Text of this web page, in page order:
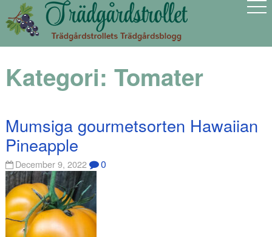
Kategori: Tomater
Mumsiga gourmetsorten Hawaiian
Pineapple
December 9, 2022 0